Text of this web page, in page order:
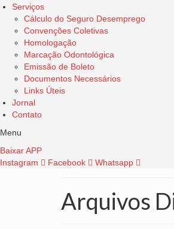
Serviços
Cálculo do Seguro Desemprego
Convenções Coletivas
Homologação
Marcação Odontológica
Emissão de Boleto
Documentos Necessários
Links Úteis
Jornal
Contato
Menu
Baixar APP
Instagram
Facebook Whatsapp
Arquivos